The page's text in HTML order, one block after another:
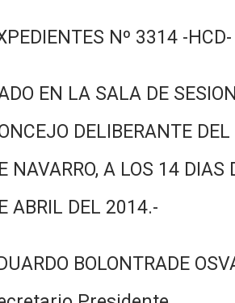
Nº 3314 -
EN LA SALA DE
DELIBERANTE DEL
NAVARRO, A LOS 14 DIAS
ABRIL DEL 2014.-
BOLONTRADE